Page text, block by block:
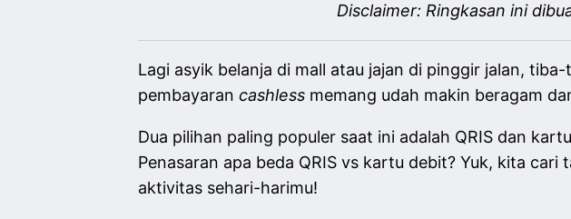
Disclaimer: Ringkasan ini
Lagi asyik belanja di mall atau jajan di pinggir jalan,
pembayaran cashlessmemang udah makin beragam
Dua pilihan paling populer saat ini adalah QRIS dan
Penasaran apa beda QRIS vs kartu debit? Yuk, kita
aktivitas sehari-harimu!